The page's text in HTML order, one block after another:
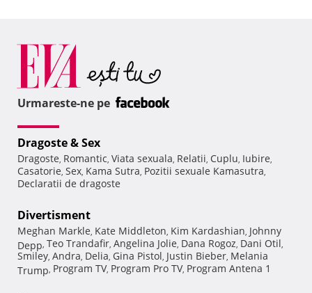
Urmareste-ne pe
Dragoste & Sex
Dragoste, Romantic, Viata sexuala, Relatii, Cuplu, Iubire,
Casatorie, Sex, Kama Sutra, Pozitii sexuale Kamasutra,
Declaratii de dragoste
Divertisment
Meghan Markle, Kate Middleton, Kim Kardashian, Johnny
Depp, Teo Trandafir, Angelina Jolie, Dana Rogoz, Dani Otil,
Smiley, Andra, Delia, Gina Pistol, Justin Bieber, Melania
Trump, Program TV, Program Pro TV, Program Antena 1